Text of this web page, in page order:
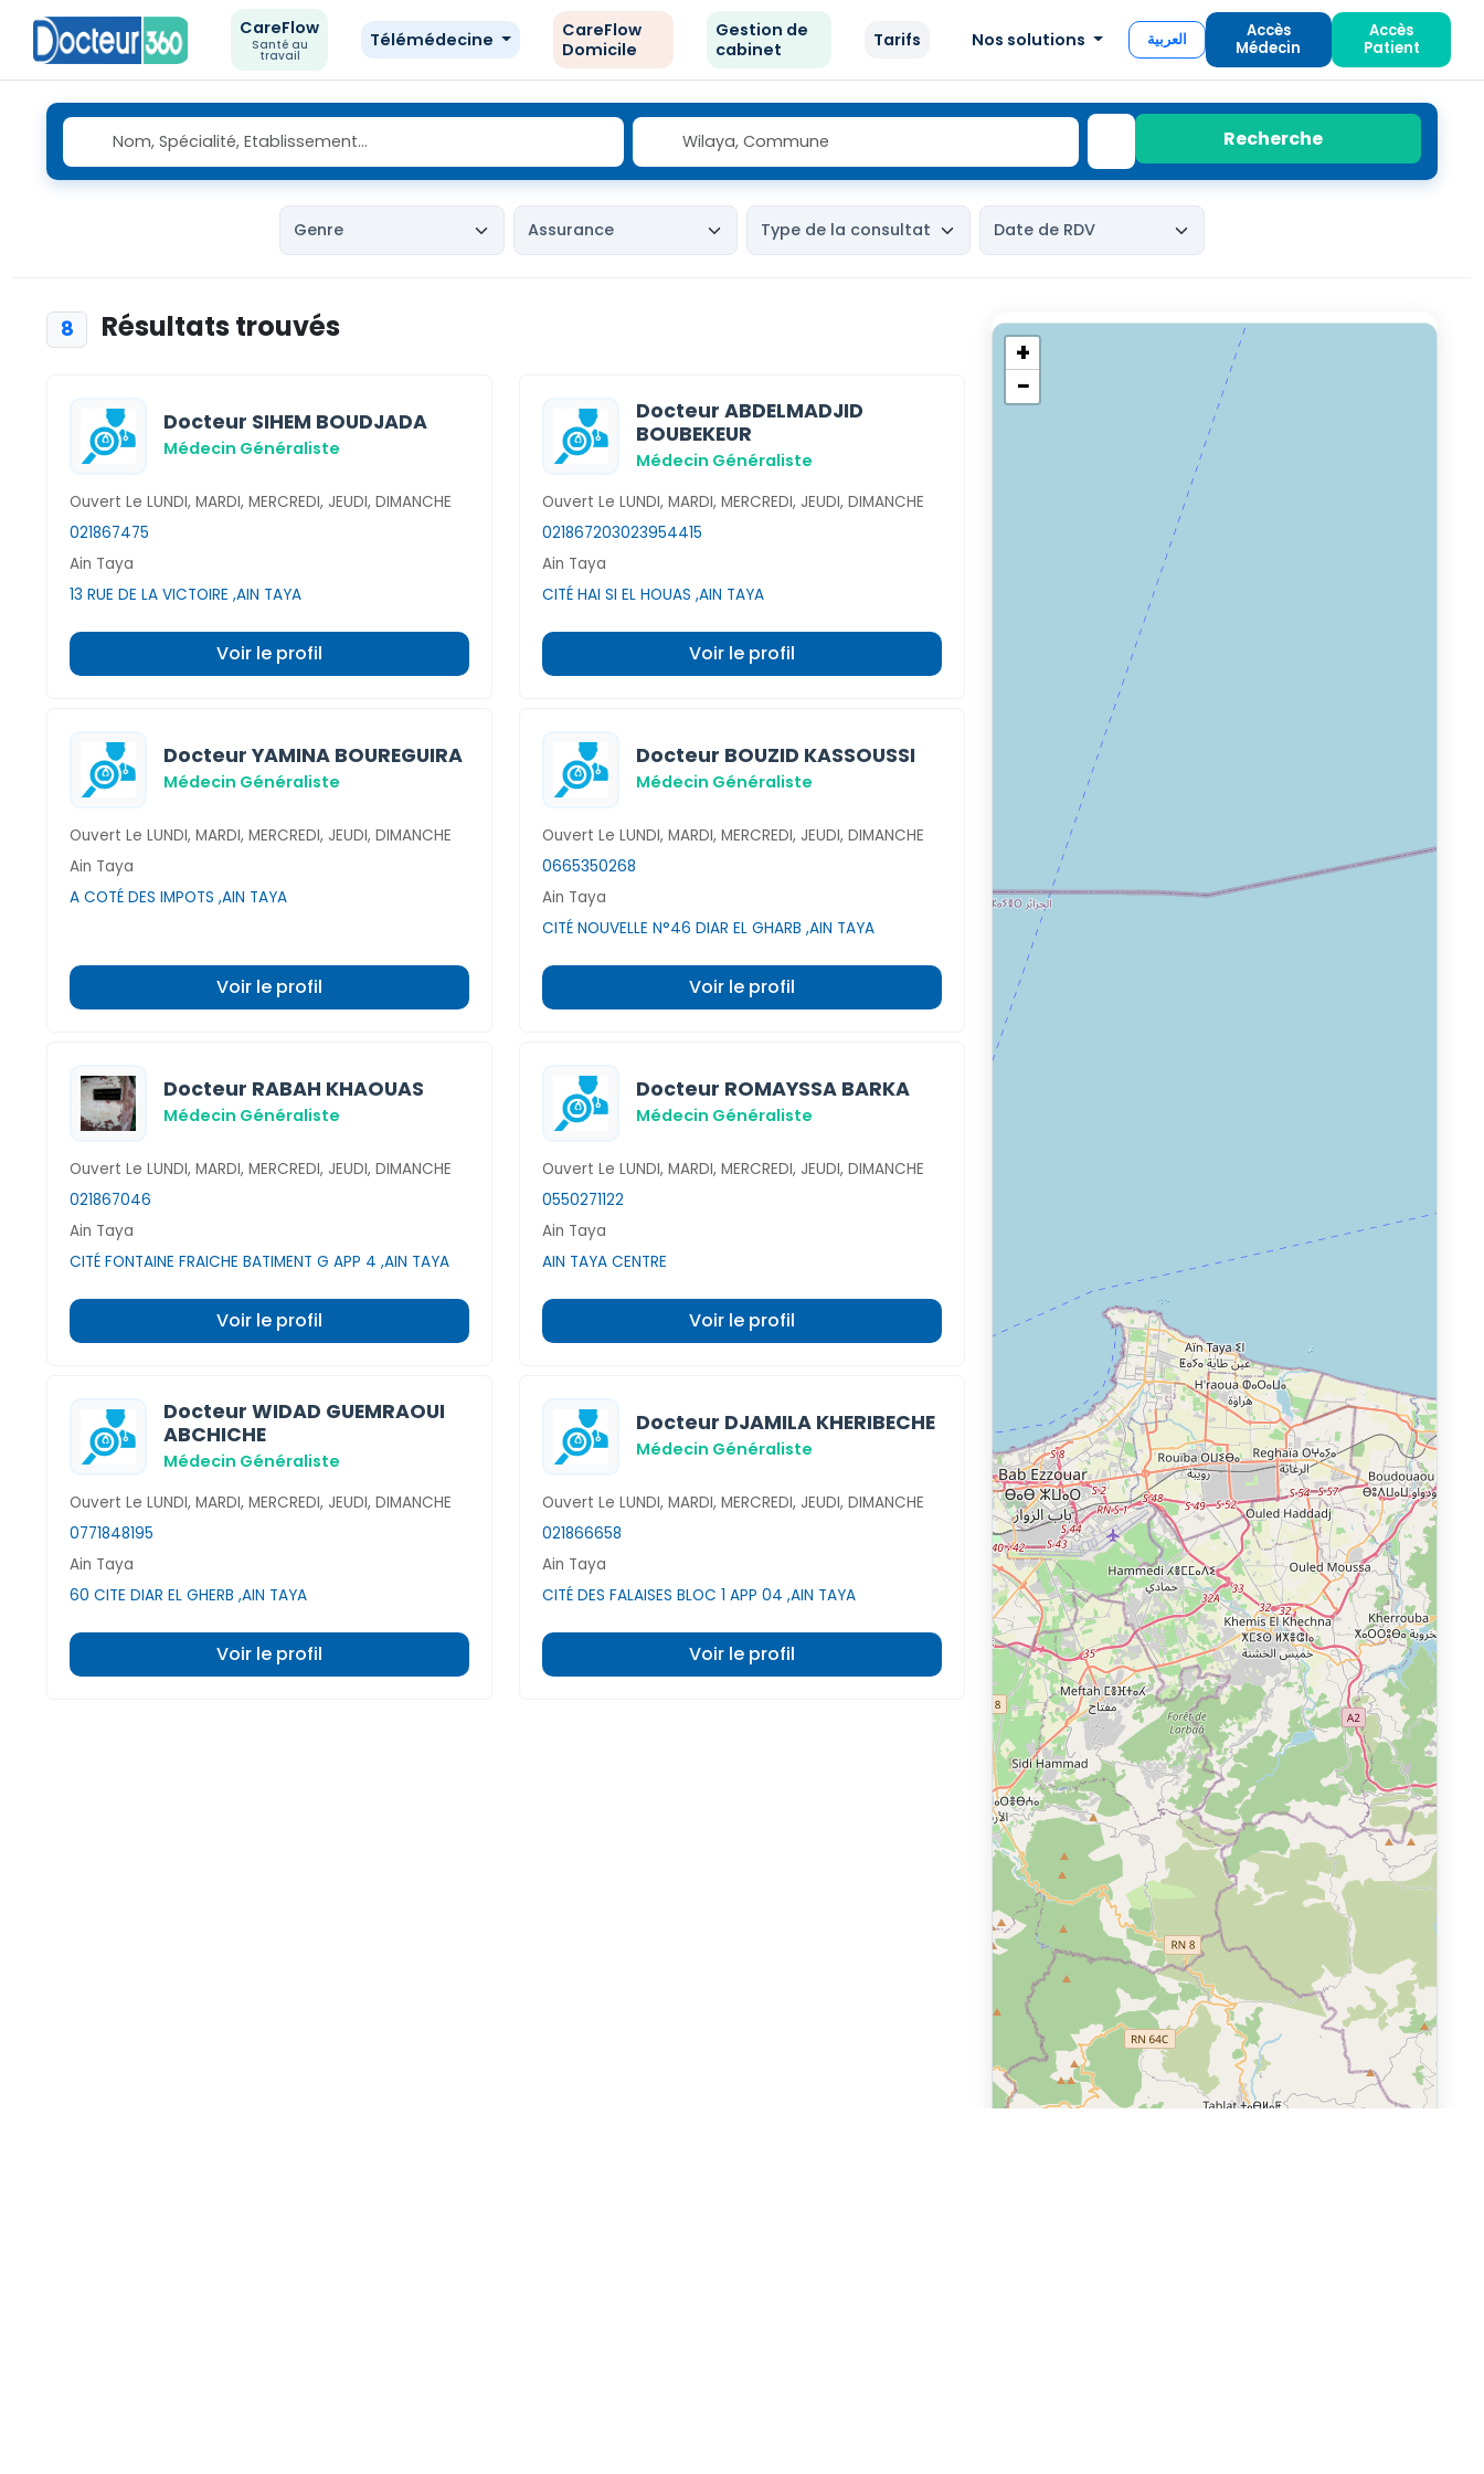
CareFlow
Santé au
travail
Télémédecine
CareFlow
Domicile
Gestion de
cabinet
Tarifs Nos solutions العربية
Accès
Médecin
Accès
Patient
Recherche
8 Résultats trouvés
Docteur SIHEM BOUDJADA
Médecin Généraliste
Ouvert Le LUNDI, MARDI, MERCREDI, JEUDI, DIMANCHE
021867475
Ain Taya
13 RUE DE LA VICTOIRE ,AIN TAYA
Voir le profil
Docteur ABDELMADJID
BOUBEKEUR
Médecin Généraliste
Ouvert Le LUNDI, MARDI, MERCREDI, JEUDI, DIMANCHE
021867203023954415
Ain Taya
CITÉ HAI SI EL HOUAS ,AIN TAYA
Voir le profil
Docteur YAMINA BOUREGUIRA
Médecin Généraliste
Ouvert Le LUNDI, MARDI, MERCREDI, JEUDI, DIMANCHE
Ain Taya
A COTÉ DES IMPOTS ,AIN TAYA
Voir le profil
Docteur BOUZID KASSOUSSI
Médecin Généraliste
Ouvert Le LUNDI, MARDI, MERCREDI, JEUDI, DIMANCHE
0665350268
Ain Taya
CITÉ NOUVELLE N°46 DIAR EL GHARB ,AIN TAYA
Voir le profil
Docteur RABAH KHAOUAS
Médecin Généraliste
Ouvert Le LUNDI, MARDI, MERCREDI, JEUDI, DIMANCHE
021867046
Ain Taya
CITÉ FONTAINE FRAICHE BATIMENT G APP 4 ,AIN TAYA
Voir le profil
Docteur ROMAYSSA BARKA
Médecin Généraliste
Ouvert Le LUNDI, MARDI, MERCREDI, JEUDI, DIMANCHE
0550271122
Ain Taya
AIN TAYA CENTRE
Voir le profil
Docteur WIDAD GUEMRAOUI
ABCHICHE
Médecin Généraliste
Ouvert Le LUNDI, MARDI, MERCREDI, JEUDI, DIMANCHE
0771848195
Ain Taya
60 CITE DIAR EL GHERB ,AIN TAYA
Voir le profil
Docteur DJAMILA KHERIBECHE
Médecin Généraliste
Ouvert Le LUNDI, MARDI, MERCREDI, JEUDI, DIMANCHE
021866658
Ain Taya
CITÉ DES FALAISES BLOC 1 APP 04 ,AIN TAYA
Voir le profil
+
−